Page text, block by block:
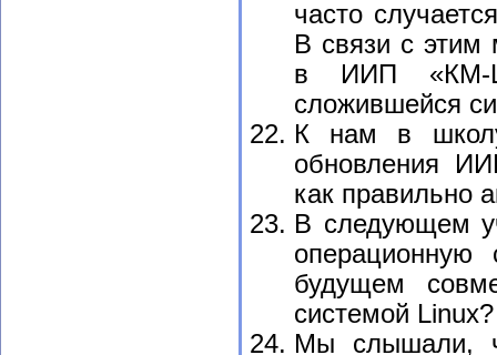
часто
В связи с этим
в ИИП «КМ-
сложившейся
К нам в
обновления
как правильно
В следующем
будущем
системой Linux?
Мы слышали,